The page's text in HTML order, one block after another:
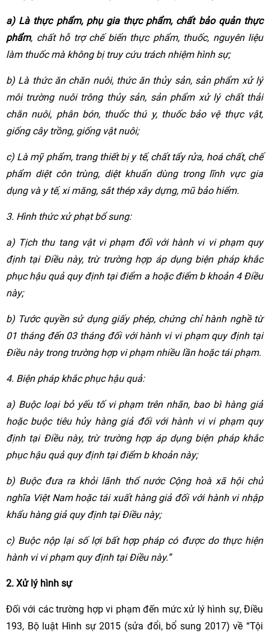
a) Là thực phẩm, phụ gia thực phẩm, chất bảo quản thực
phẩm, chất hỗ trợ chế biến thực phẩm, thuốc, nguyên liệu
làm thuốc mà không bị truy cứu trách nhiệm hình sự;
b) Là thức ăn chăn nuôi, thức ăn thủy sản, sản phẩm xử lý
môi trường nuôi trông thủy sản, sản phẩm xử lý chất thải
chăn nuôi, phân bón, thuốc thú y, thuốc bảo vệ thực vật,
giống cây trồng, giống vật nuôi;
c) Là mỹ phẩm, trang thiết bị y tế, chất tẩy rửa, hoá chất, chế
phẩm diệt côn trùng, diệt khuẩn dùng trong lĩnh vực gia
dụng và y tế, xi măng, sắt thép xây dựng, mũ bảo hiểm.
3. Hình thức xử phạt bổ sung:
a) Tịch thu tang vật vi phạm đối với hành vi vi phạm quy
định tại Điều này, trừ trường hợp áp dụng biện pháp khắc
phục hậu quả quy định tại điểm a hoặc điểm b khoản 4 Điều
này;
b) Tước quyền sử dụng giấy phép, chứng chỉ hành nghề từ
01 tháng đến 03 tháng đối với hành vi vi phạm quy định tại
Điều này trong trường hợp vi phạm nhiều lần hoặc tái phạm.
4. Biện pháp khắc phục hậu quả:
a) Buộc loại bỏ yếu tố vi phạm trên nhãn, bao bì hàng giả
hoặc buộc tiêu hủy hàng giả đối với hành vi vi phạm quy
định tại Điều này, trừ trường hợp áp dụng biện pháp khắc
phục hậu quả quy định tại điểm b khoản này;
b) Buộc đưa ra khỏi lãnh thổ nước Cộng hoà xã hội chủ
nghĩa Việt Nam hoặc tái xuất hàng giả đối với hành vi nhập
khẩu hàng giả quy định tại Điều này;
c) Buộc nộp lại số lợi bất hợp pháp có được do thực hiện
hành vi vi phạm quy định tại Điều này.”
2. Xử lý hình sự
Đối với các trường hợp vi phạm đến mức xử lý hình sự, Điều
193, Bộ luật Hình sự 2015 (sửa đổi, bổ sung 2017) về “Tội